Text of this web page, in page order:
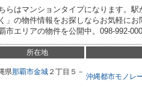
らはマンションタイプになります。
」の物件情報をお探しならお気軽に
市エリアの物件を公開中。098-992-
所在地
県那覇市金城 ２丁目５－
沖縄都市モノレ